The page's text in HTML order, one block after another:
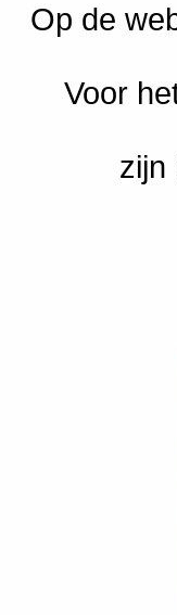
Op de
Voor
zijn